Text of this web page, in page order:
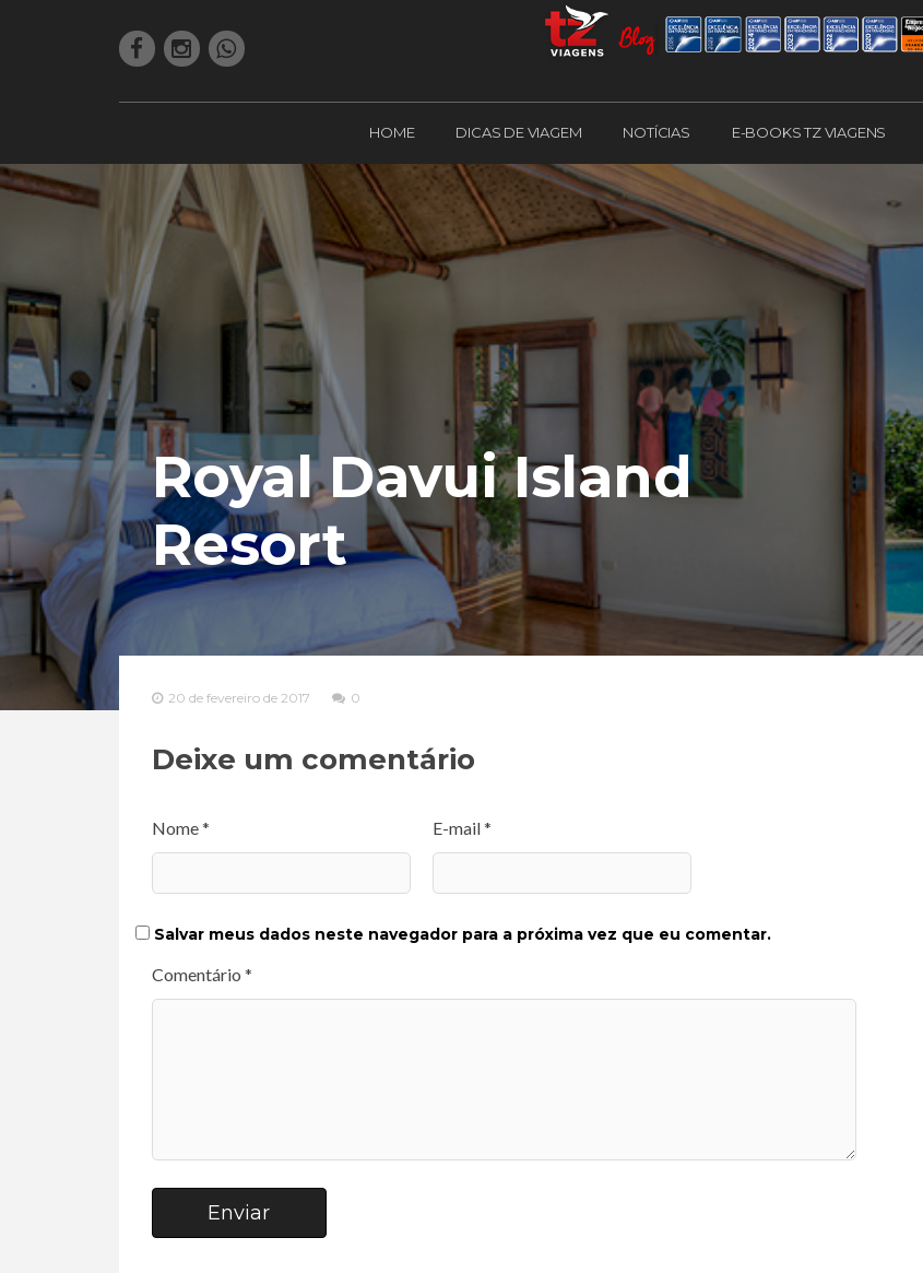
HOME DICAS DE VIAGEM NOTÍCIAS E-BOOKS TZ VIAGENS
Royal Davui Island
Resort
20 de fevereiro de 2017 0
Deixe um comentário
Nome * E-mail *
Salvar meus dados neste navegador para a próxima vez que eu comentar.
Comentário *
Enviar